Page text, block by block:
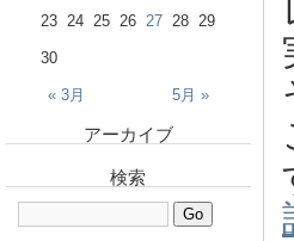
« 3月 5月 »
23 24 25 26 27 28 29
30
アーカイブ
検索